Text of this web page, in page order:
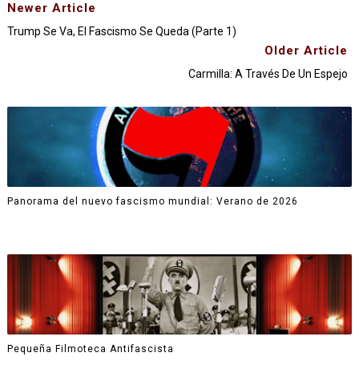
Newer Article
Trump Se Va, El Fascismo Se Queda (Parte 1)
Older Article
Carmilla: A Través De Un Espejo
Panorama del nuevo fascismo mundial: Verano de 2026
Pequeña Filmoteca Antifascista